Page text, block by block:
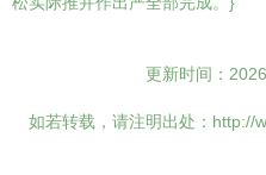
更新时间：
如若转载，请注明出处：http://